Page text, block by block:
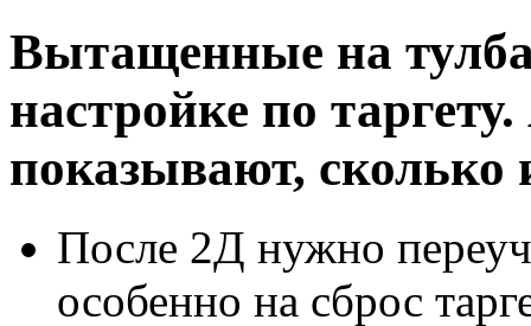
Вытащенные на
настройке по
показывают, сколько
После 2Д нужно
особенно на сброс